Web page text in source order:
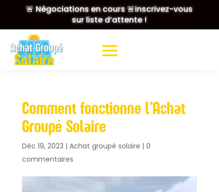
🚨 Négociations en cours 🚨inscrivez-vous
sur liste d’attente !
Comment fonctionne l’Achat
Groupé Solaire
Déc 19, 2023 | Achat groupé solaire | 0
commentaires